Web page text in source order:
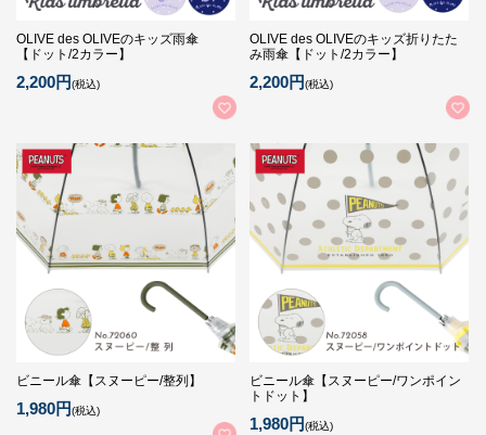
OLIVE des OLIVEのキッズ雨傘
【ドット/2カラー】
2,200円(税込)
OLIVE des OLIVEのキッズ折りたた
み雨傘【ドット/2カラー】
2,200円(税込)
ビニール傘【スヌーピー/整列】
1,980円(税込)
ビニール傘【スヌーピー/ワンポイン
トドット】
1,980円(税込)